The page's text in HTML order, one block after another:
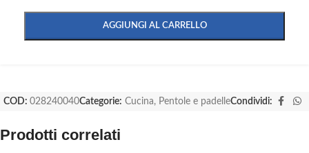
AGGIUNGI AL CARRELLO
COD: 028240040Categorie: Cucina, Pentole e padelleCondividi:
Prodotti correlati